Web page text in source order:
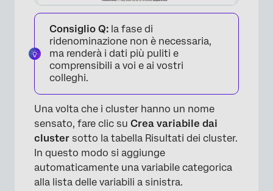
×
Consiglio Q: la fase di
ridenominazione non è necessaria,
ma renderà i dati più puliti e
comprensibili a voi e ai vostri
colleghi.
Una volta che i cluster hanno un nome
sensato, fare clic su Crea variabile dai
cluster sotto la tabella Risultati dei cluster.
In questo modo si aggiunge
automaticamente una variabile categorica
alla lista delle variabili a sinistra.